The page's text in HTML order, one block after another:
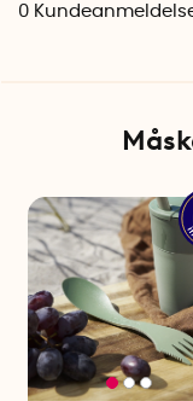
0